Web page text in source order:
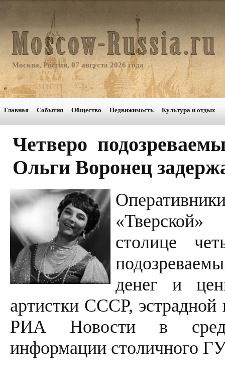
Москва, Россия, 07 августа 2026 года
Главная События Общество Недвижимость Культура и отдых
Четверо
Ольги Воронец
столице
денег и
артистки СССР,
РИА Новости в среду
информации столичного